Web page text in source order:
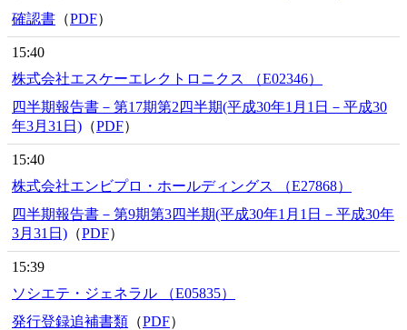
確認書 （PDF）
15:40
株式会社エスケーエレクトロニクス （E02346）
四半期報告書－第17期第2四半期(平成30年1月1日－平成30
年3月31日) （PDF）
15:40
株式会社エンビプロ・ホールディングス （E27868）
四半期報告書－第9期第3四半期(平成30年1月1日－平成30年
3月31日) （PDF）
15:39
ソシエテ・ジェネラル （E05835）
発行登録追補書類 （PDF）